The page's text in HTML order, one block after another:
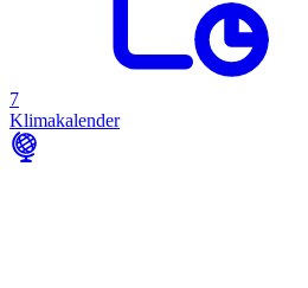
7
Klimakalender